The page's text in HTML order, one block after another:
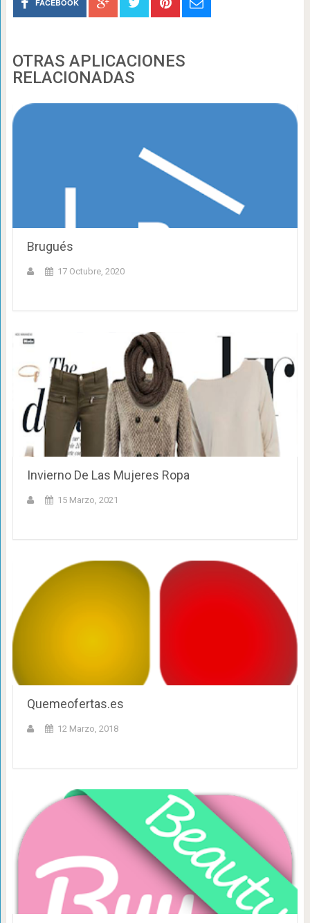
FACEBOOK
OTRAS APLICACIONES
RELACIONADAS
Brugués
17 Octubre, 2020
Invierno De Las Mujeres Ropa
15 Marzo, 2021
Quemeofertas.es
12 Marzo, 2018